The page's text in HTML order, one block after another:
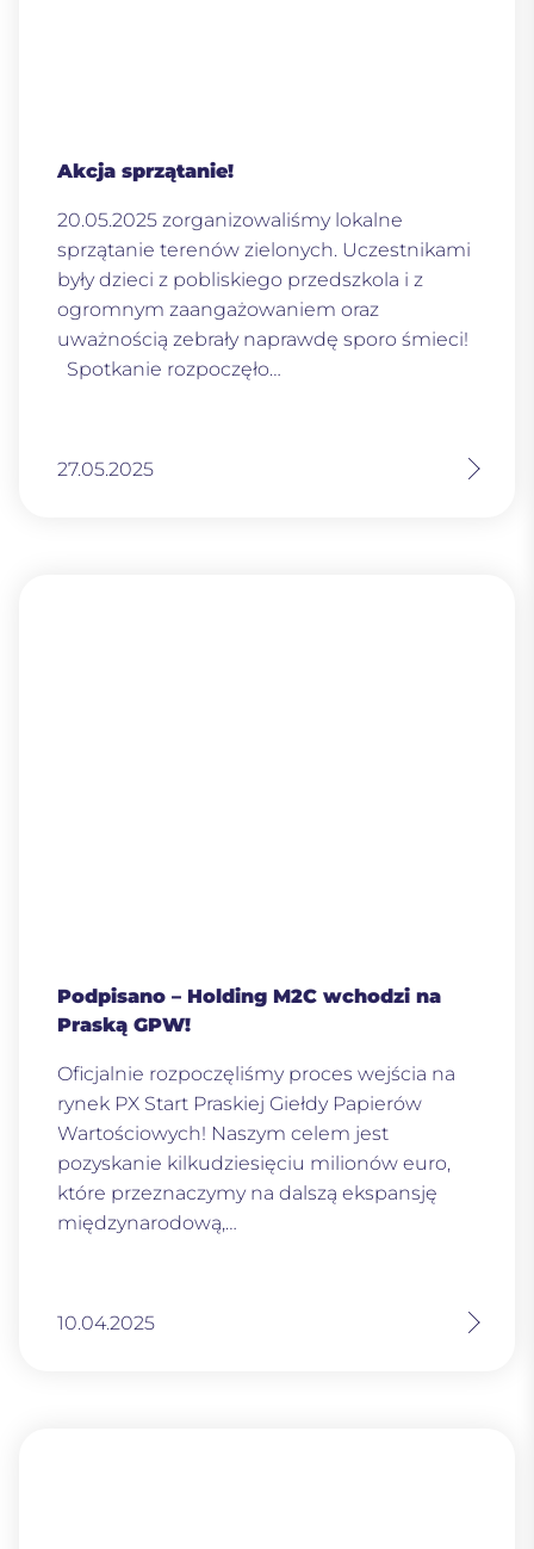
Akcja sprzątanie!
20.05.2025 zorganizowaliśmy lokalne
sprzątanie terenów zielonych. Uczestnikami
były dzieci z pobliskiego przedszkola i z
ogromnym zaangażowaniem oraz
uważnością zebrały naprawdę sporo śmieci!
Spotkanie rozpoczęło…
27.05.2025
Podpisano – Holding M2C wchodzi na
Praską GPW!
Oficjalnie rozpoczęliśmy proces wejścia na
rynek PX Start Praskiej Giełdy Papierów
Wartościowych! Naszym celem jest
pozyskanie kilkudziesięciu milionów euro,
które przeznaczymy na dalszą ekspansję
międzynarodową,…
10.04.2025